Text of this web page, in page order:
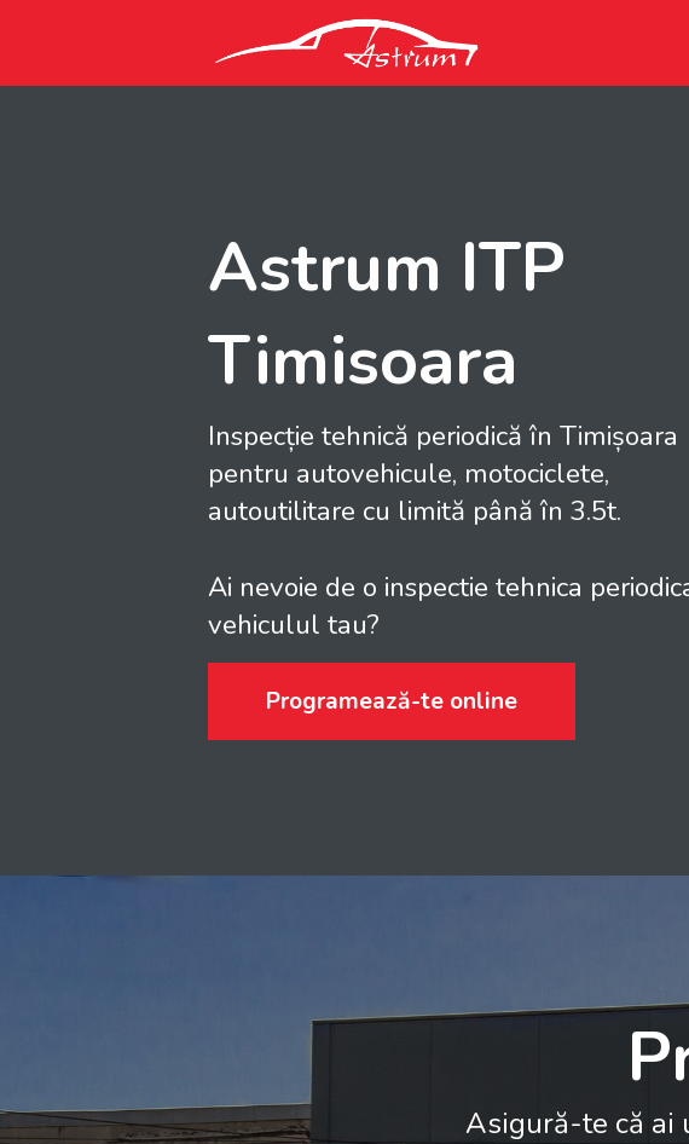
Astrum ITP
Timisoara
Inspecție tehnică periodică în Timișoara
pentru autovehicule, motociclete,
autoutilitare cu limită până în 3.5t.
Ai nevoie de o inspectie tehnica
vehiculul tau?
Programează-te online
Asigură-te că ai